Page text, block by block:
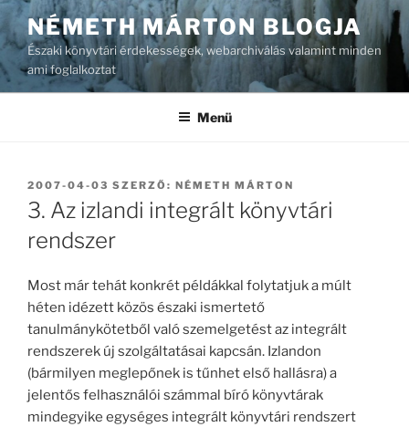
Tartalomhoz
NÉMETH MÁRTON BLOGJA
Északi könyvtári érdekességek, webarchiválás valamint minden
ami foglalkoztat
Menü
BEKÜLDVE:
2007-04-03 SZERZŐ: NÉMETH MÁRTON
3. Az izlandi integrált könyvtári
rendszer
Most már tehát konkrét példákkal folytatjuk a múlt
héten idézett közös északi ismertető
tanulmánykötetből való szemelgetést az integrált
rendszerek új szolgáltatásai kapcsán. Izlandon
(bármilyen meglepőnek is tűnhet első hallásra) a
jelentős felhasználói számmal bíró könyvtárak
mindegyike egységes integrált könyvtári rendszert